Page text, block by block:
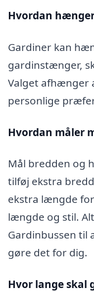
Hvordan
Gardiner kan
gardinstænger,
Valget afhænger
personlige
Hvordan måler
Mål bredden og
tilføj ekstra
ekstra længde
længde og stil.
Gardinbussen til
gøre det for dig.
Hvor lange skal